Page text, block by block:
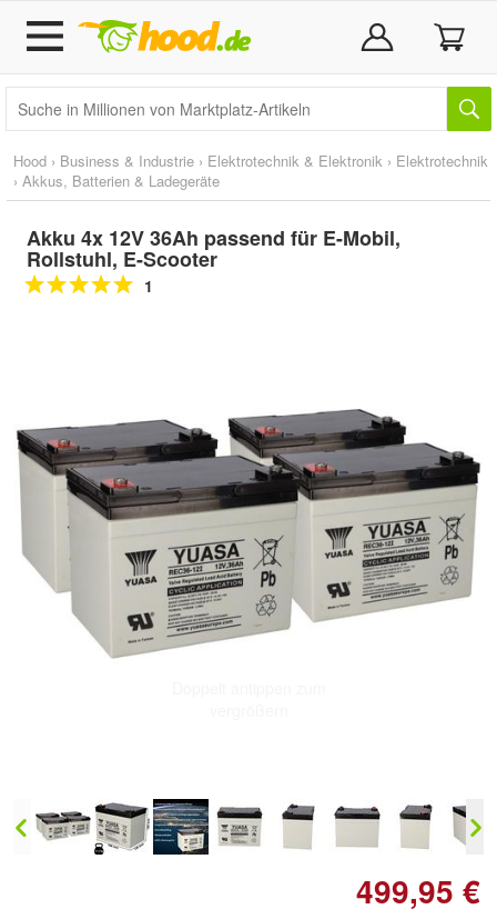
Hood › Business & Industrie › Elektrotechnik & Elektronik › Elektrotechnik
› Akkus, Batterien & Ladegeräte
Akku 4x 12V 36Ah passend für E-Mobil,
Rollstuhl, E-Scooter
1
499,95 €